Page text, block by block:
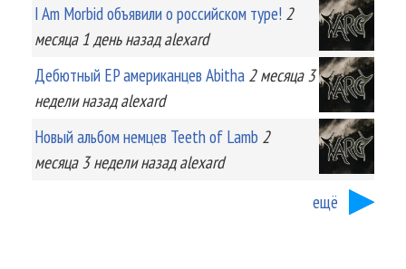
I Am Morbid объявили о российском туре! 2
месяца 1 деньназад alexard
Дебютный EP американцев Abitha 2 месяца 3
неделиназад alexard
Новый альбом немцев Teeth of Lamb 2
месяца 3 неделиназад alexard
ещё